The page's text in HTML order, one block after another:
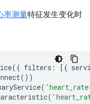
率测量特征发生变化时
({ filters : [{
())
(
(